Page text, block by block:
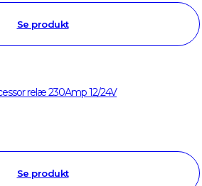
Se produkt
relæ 230Amp 12/24V
Se produkt